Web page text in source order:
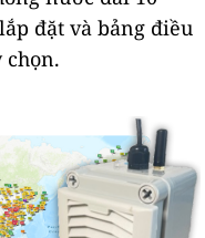
đặt và bảng điều